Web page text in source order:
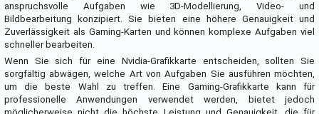
anspruchsvolle Aufgaben wie 3D-Modellierung, Video- und
Bildbearbeitung konzipiert. Sie bieten eine höhere Genauigkeit und
Zuverlässigkeit als Gaming-Karten und können komplexe Aufgaben viel
schneller bearbeiten.
Wenn Sie sich für eine Nvidia-Grafikkarte entscheiden, sollten Sie
sorgfältig abwägen, welche Art von Aufgaben Sie ausführen möchten,
um die beste Wahl zu treffen. Eine Gaming-Grafikkarte kann für
professionelle Anwendungen verwendet werden, bietet jedoch